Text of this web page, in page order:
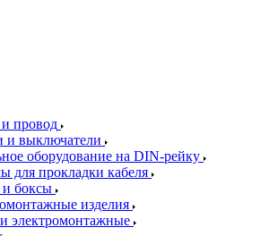
провод
и выключатели
оборудование на DIN-рейку
для прокладки кабеля
боксы
изделия
электромонтажные